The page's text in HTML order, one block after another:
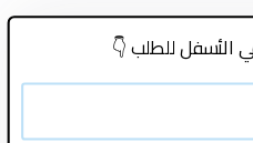
للطلب 👇